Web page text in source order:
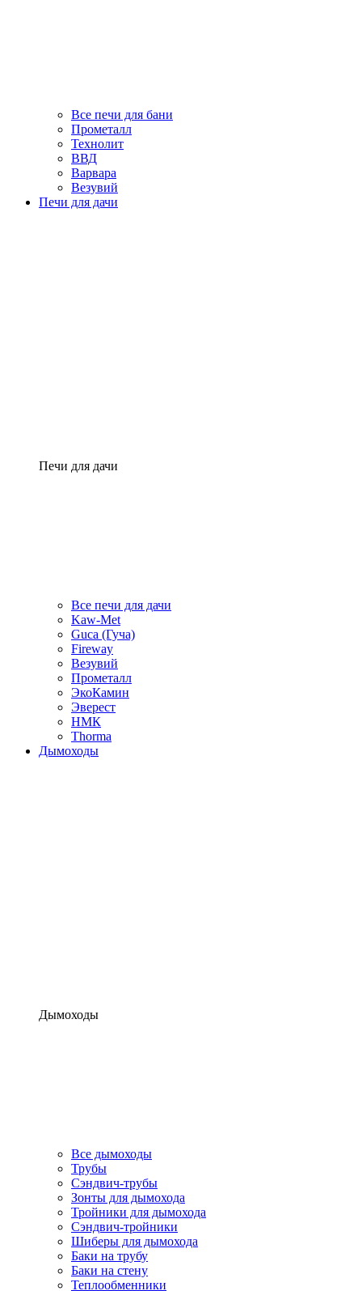
Все печи для бани
Прометалл
Технолит
ВВД
Варвара
Везувий
Печи для дачи
Печи для дачи
Все печи для дачи
Kaw-Met
Guca (Гуча)
Fireway
Везувий
Прометалл
ЭкоКамин
Эверест
НМК
Thorma
Дымоходы
Дымоходы
Все дымоходы
Трубы
Сэндвич-трубы
Зонты для дымохода
Тройники для дымохода
Сэндвич-тройники
Шиберы для дымохода
Баки на трубу
Баки на стену
Теплообменники